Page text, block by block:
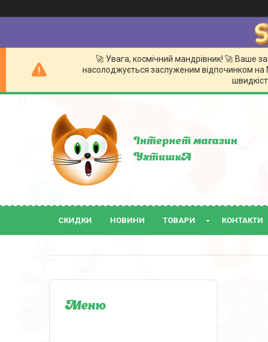
🚀 Увага, космічний мандрівник! 🚀 Ваше
насолоджується заслуженим відпочинком
Інтернет магазин
УхтишкА
СКИДКИ НОВИНИ ТОВАРИ КОНТАКТИ